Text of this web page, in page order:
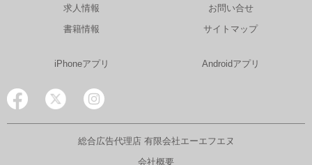
求人情報
書籍情報
お問い合せ
サイトマップ
iPhoneアプリ Androidアプリ
総合広告代理店 有限会社エーエフエヌ
会社概要